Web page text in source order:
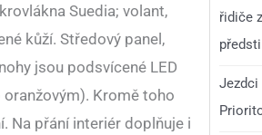
Suedia; volant,
kůží. Středový panel,
jsou podsvícené LED
Kromě toho
Na přání interiér doplňuje i
řidiče
Jezdci